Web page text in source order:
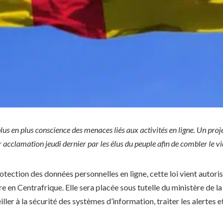
en plus conscience des menaces liés aux activités en ligne. Un
jeudi dernier par les élus du peuple afin de combler le
des données personnelles en ligne, cette loi vient
en Centrafrique. Elle sera placée sous tutelle du ministère de
à la sécurité des systèmes d’information, traiter les alertes